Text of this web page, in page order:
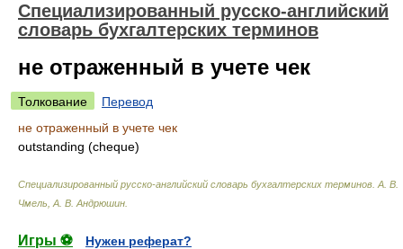
Специализированный русско-английский
словарь бухгалтерских терминов
не отраженный в учете чек
Толкование
Перевод
не отраженный в учете чек
outstanding (cheque)
Специализированный русско-английский словарь бухгалтерских терминов А. В.
Чмель, А. В. Андрюшин
Игры ⚽
Нужен реферат?